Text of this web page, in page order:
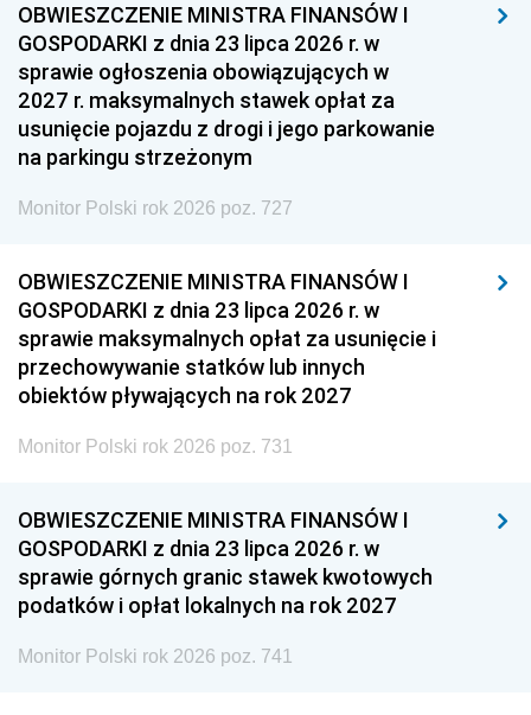
OBWIESZCZENIE MINISTRA FINANSÓW I
GOSPODARKI z dnia 23 lipca 2026 r. w
sprawie ogłoszenia obowiązujących w
2027 r. maksymalnych stawek opłat za
usunięcie pojazdu z drogi i jego parkowanie
na parkingu strzeżonym
Monitor Polski rok 2026 poz. 727
OBWIESZCZENIE MINISTRA FINANSÓW I
GOSPODARKI z dnia 23 lipca 2026 r. w
sprawie maksymalnych opłat za usunięcie i
przechowywanie statków lub innych
obiektów pływających na rok 2027
Monitor Polski rok 2026 poz. 731
OBWIESZCZENIE MINISTRA FINANSÓW I
GOSPODARKI z dnia 23 lipca 2026 r. w
sprawie górnych granic stawek kwotowych
podatków i opłat lokalnych na rok 2027
Monitor Polski rok 2026 poz. 741